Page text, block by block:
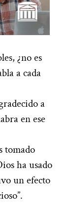
¿no es
a cada
a
en ese
tomado
ha usado
un efecto